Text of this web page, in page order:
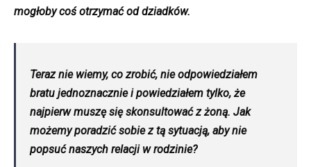
mogłoby coś otrzymać od dziadków.
Teraz nie wiemy, co zrobić, nie odpowiedziałem
bratu jednoznacznie i powiedziałem tylko, że
najpierw muszę się skonsultować z żoną. Jak
możemy poradzić sobie z tą sytuacją, aby nie
popsuć naszych relacji w rodzinie?